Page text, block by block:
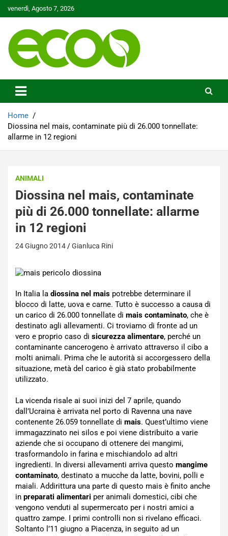
to
venerdì, Agosto 7, 2026
Ecoo.it
Home
Diossina nel mais, contaminate più di 26.000 tonnellate:
allarme in 12 regioni
ANIMALI
Diossina nel mais, contaminate
più di 26.000 tonnellate: allarme
in 12 regioni
24 Giugno 2014 Gianluca Rini
In Italia la diossina nel mais potrebbe determinare il
blocco di latte, uova e carne. Tutto è successo a causa di
un carico di 26.000 tonnellate di mais contaminato, che è
destinato agli allevamenti. Ci troviamo di fronte ad un
vero e proprio caso di sicurezza alimentare, perché un
contaminante cancerogeno è arrivato attraverso il cibo a
molti animali. Prima che le autorità si accorgessero della
situazione, metà del carico è già stato probabilmente
utilizzato.
La vicenda risale ai suoi inizi del 7 aprile, quando
dall’Ucraina è arrivata nel porto di Ravenna una nave
contenente 26.059 tonnellate di mais. Quest’ultimo viene
immagazzinato nei silos e poi viene distribuito a varie
aziende che si occupano di ottenere dei mangimi,
trasformandolo in farina e mischiandolo ad altri
ingredienti. In diversi allevamenti arriva questo mangime
contaminato, destinato a mucche da latte, bovini, polli e
maiali. Addirittura una parte di questo mais è finito anche
in preparati alimentari per animali domestici, cibi che
vengono venduti al supermercato per i nostri amici a
quattro zampe. I primi controlli non si rivelano efficaci.
Soltanto l’11 giugno a Piacenza, in seguito ad un